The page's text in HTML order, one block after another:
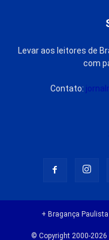
Levar aos leitores de
com
Contato:
+ Bragança Paulista
© Copyright 2000-